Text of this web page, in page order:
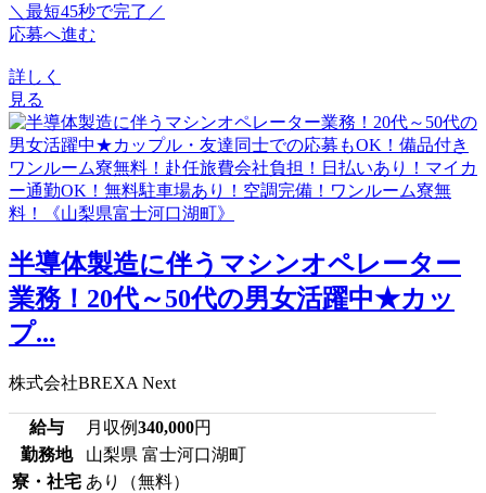
＼最短45秒で完了／
応募へ進む
詳しく
見る
半導体製造に伴うマシンオペレーター
業務！20代～50代の男女活躍中★カッ
プ...
株式会社BREXA Next
給与 月収例340,000円
勤務地
山梨県 富士河口湖町
寮・社宅 あり（無料）